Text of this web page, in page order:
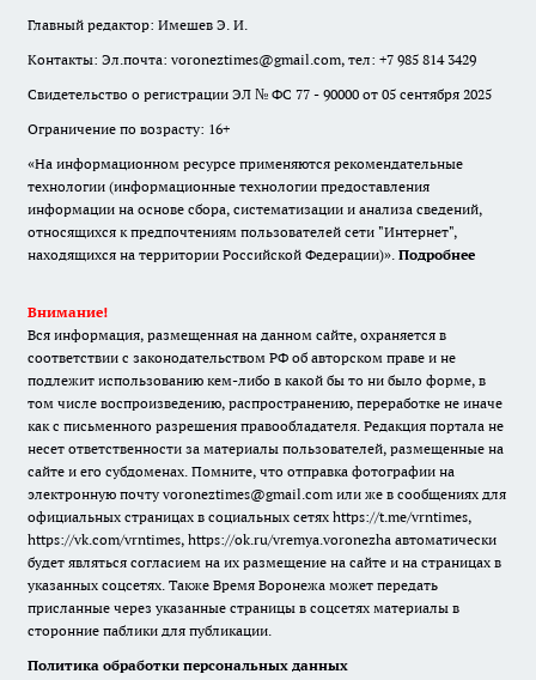
Главный редактор: Имешев Э. И.
Контакты: Эл.почта: voroneztimes@gmail.com, тел: +7 985 814 3429
Свидетельство о регистрации ЭЛ № ФС 77 - 90000 от 05 сентября 2025
Ограничение по возрасту: 16+
«На информационном ресурсе применяются рекомендательные
технологии (информационные технологии предоставления
информации на основе сбора, систематизации и анализа сведений,
относящихся к предпочтениям пользователей сети "Интернет",
находящихся на территории Российской Федерации)». Подробнее
Внимание!
Вся информация, размещенная на данном сайте, охраняется в
соответствии с законодательством РФ об авторском праве и не
подлежит использованию кем-либо в какой бы то ни было форме, в
том числе воспроизведению, распространению, переработке не иначе
как с письменного разрешения правообладателя. Редакция портала не
несет ответственности за материалы пользователей, размещенные на
сайте и его субдоменах. Помните, что отправка фотографии на
электронную почту voroneztimes@gmail.com или же в сообщениях для
официальных страницах в социальных сетях https://t.me/vrntimes,
https://vk.com/vrntimes, https://ok.ru/vremya.voronezha автоматически
будет являться согласием на их размещение на сайте и на страницах в
указанных соцсетях. Также Время Воронежа может передать
присланные через указанные страницы в соцсетях материалы в
сторонние паблики для публикации.
Политика обработки персональных данных